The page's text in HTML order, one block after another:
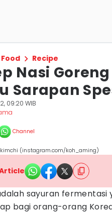
Food Recipe
Nasi
Sarapan
09:20 WIB
Channel
(instagram.com/koh_aming)
sayuran fermentasi
bagi orang-orang